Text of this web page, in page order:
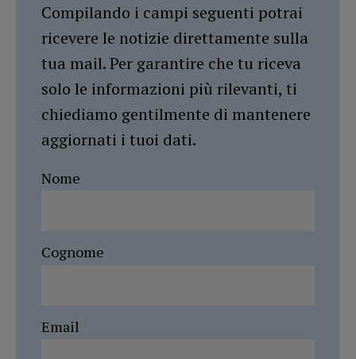
Compilando i campi seguenti potrai
ricevere le notizie direttamente sulla
tua mail. Per garantire che tu riceva
solo le informazioni più rilevanti, ti
chiediamo gentilmente di mantenere
aggiornati i tuoi dati.
Nome
Cognome
Email